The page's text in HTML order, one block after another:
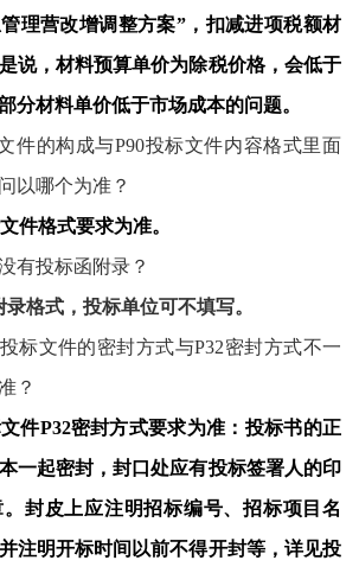
理营改增调整方案”，扣减进项税额材
说，材料预算单价为除税价格，会低于
分材料单价低于市场成本的问题。
件的构成与P90投标文件内容格式里面
以哪个为准？
件格式要求为准。
有投标函附录？
录格式，投标单位可不填写。
标文件的密封方式与P32密封方式不一
？
件P32密封方式要求为准：投标书的正
一起密封，封口处应有投标签署人的印
封皮上应注明招标编号、招标项目名
注明开标时间以前不得开封等，详见投